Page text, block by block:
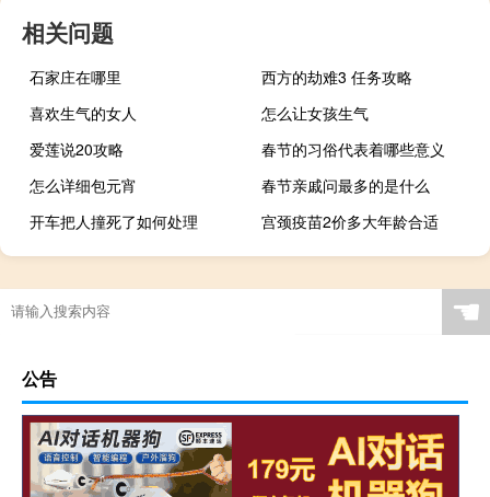
相关问题
石家庄在哪里
西方的劫难3 任务攻略
喜欢生气的女人
怎么让女孩生气
爱莲说20攻略
春节的习俗代表着哪些意义
怎么详细包元宵
春节亲戚问最多的是什么
开车把人撞死了如何处理
宫颈疫苗2价多大年龄合适
☚
公告